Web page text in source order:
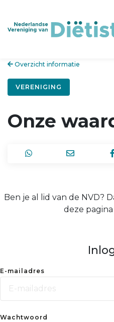
Overzicht informatie
VERENIGING
Onze
Ben je al lid van de NVD?
deze
E-mailadres
Wachtwoord